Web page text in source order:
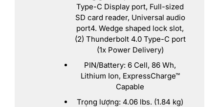
Type-C Display port, Full-sized
SD card reader, Universal audio
port4. Wedge shaped lock slot,
(2) Thunderbolt 4.0 Type-C port
(1x Power Delivery)
PIN/Battery: 6 Cell, 86 Wh,
Lithium Ion, ExpressCharge™
Capable
Trọng lượng: 4.06 lbs. (1.84 kg)